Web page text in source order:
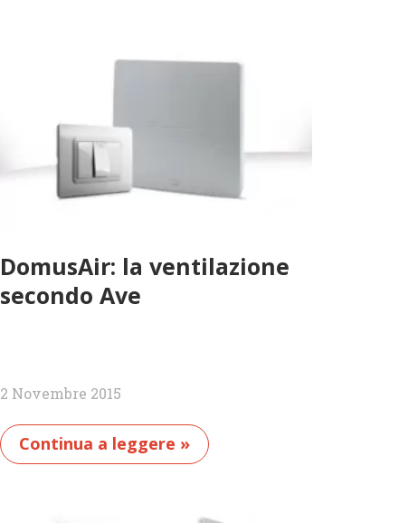
DomusAir: la ventilazione
secondo Ave
2 Novembre 2015
Continua a leggere »